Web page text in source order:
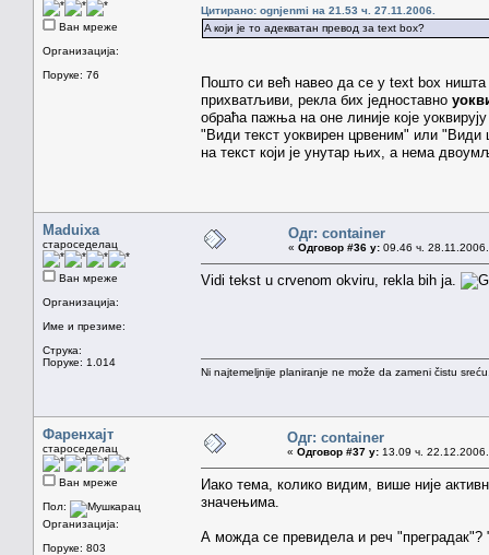
Ван мреже
Организација:
Поруке: 76
Цитирано: ognjenmi на 21.53 ч. 27.11.2006.
A који је то адекватан превод за text box?
Пошто си већ навео да се у text box
прихватљиви, рекла бих једноставно
обраћа пажња на оне линије које
"Види текст уоквирен црвеним" или "Види
на текст који је унутар њих, а нема
Maduixa
староседелац
Ван мреже
Организација:
Име и презиме:
Струка:
Поруке: 1.014
Одг: container
« Одговор #36 у: 09.46 ч.
Vidi tekst u crvenom okviru, rekla bih ja.
Ni najtemeljnije planiranje ne može da zameni čistu
Фаренхајт
староседелац
Ван мреже
Пол:
Организација:
Поруке: 803
Одг: container
« Одговор #37 у: 13.09 ч.
Иако тема, колико видим, више није
значењима.
А можда се превидела и реч "преградак"?